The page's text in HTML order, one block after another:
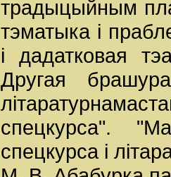
традыцыйным
тэматыка і
і дадатковая
Другая
спецкурса".
спецкурса і